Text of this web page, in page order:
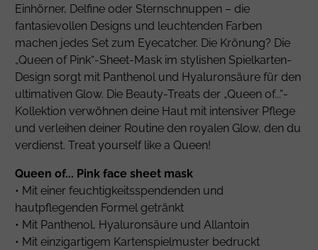
Einhörner, Delfine oder Sternschnuppen – die
fantasievollen Designs und leuchtenden Farben
machen jedes Set zum Eyecatcher. Die Krönung? Die
„Queen of Pink“-Sheet-Mask im stylishen Spielkarten-
Design sorgt mit Panthenol und Hyaluronsäure für den
ultimativen Glow. Die Beauty-Treats der „Queen of...“-
Kollektion verwöhnen deine Haut mit intensiver Pflege
und verleihen deiner Routine den royalen Glow, den du
verdienst. Treat yourself like a Queen!
Queen of... Pink face sheet mask
• Mit einer feuchtigkeitsspendenden und
hautpflegenden Formel getränkt
• Mit Panthenol, Hyaluronsäure undAllantoin
• Mit einzigartigem Kartenspielmuster bedruckt